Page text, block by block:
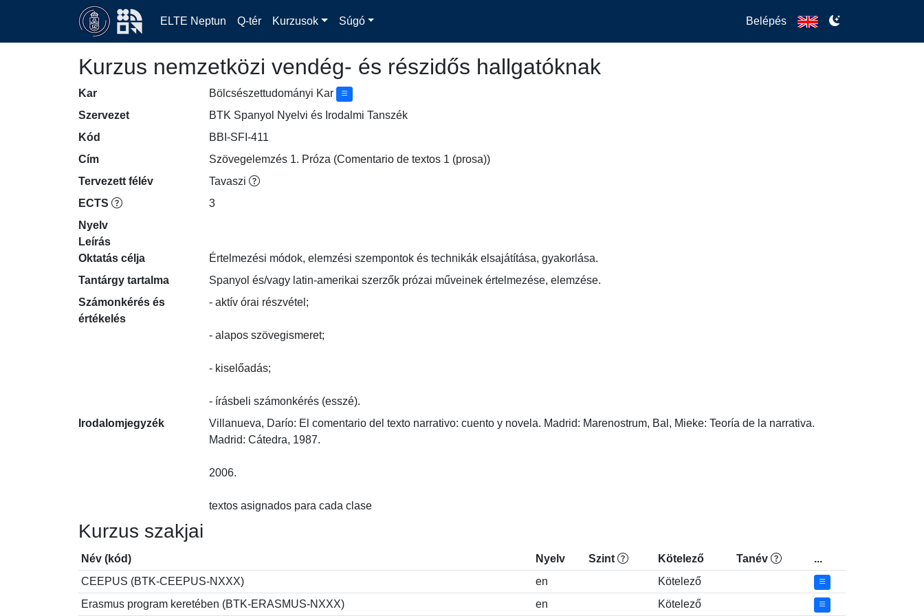
ELTE Neptun Q-tér Kurzusok Súgó Belépés
Kurzus nemzetközi vendég- és részidős hallgatóknak
Kar
Bölcsészettudományi Kar
Szervezet
BTK Spanyol Nyelvi és Irodalmi Tanszék
Kód
BBI-SFI-411
Cím
Szövegelemzés 1. Próza (Comentario de textos 1 (prosa))
Tervezett félév
Tavaszi
ECTS
3
Nyelv
Leírás
Oktatás célja
Értelmezési módok, elemzési szempontok és technikák elsajátítása, gyakorlása.
Tantárgy tartalma
Spanyol és/vagy latin-amerikai szerzők prózai műveinek értelmezése, elemzése.
Számonkérés és
értékelés
- aktív órai részvétel;
- alapos szövegismeret;
- kiselőadás;
- írásbeli számonkérés (esszé).
Irodalomjegyzék
Villanueva, Darío: El comentario del texto narrativo: cuento y novela. Madrid: Marenostrum, Bal, Mieke: Teoría de la narrativa.
Madrid: Cátedra, 1987.
2006.
textos asignados para cada clase
Kurzus szakjai
Név (kód) Nyelv Szint Kötelező Tanév
...
CEEPUS (BTK-CEEPUS-NXXX)
en
Kötelező
Erasmus program keretében (BTK-ERASMUS-NXXX)
en Kötelező